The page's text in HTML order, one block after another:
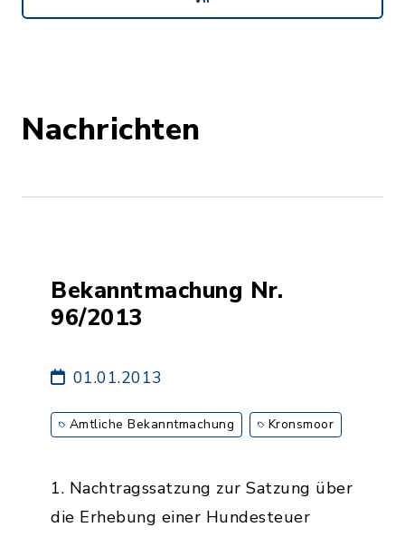
Nachrichten
Bekanntmachung Nr.
96/2013
01.01.2013
Amtliche Bekanntmachung Kronsmoor
1. Nachtragssatzung zur Satzung über
die Erhebung einer Hundesteuer